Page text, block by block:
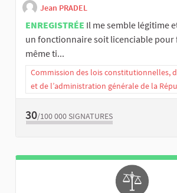
Jean PRADEL
ENREGISTRÉE Il me semble légitime
un fonctionnaire soit licenciable pour
même ti...
Commission des lois constitutionnelles,
et de l’administration générale de la
30/100 000 SIGNATURES